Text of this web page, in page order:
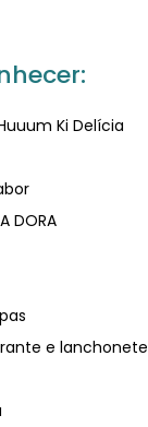
Ki Delícia
DORA
e lanchonete